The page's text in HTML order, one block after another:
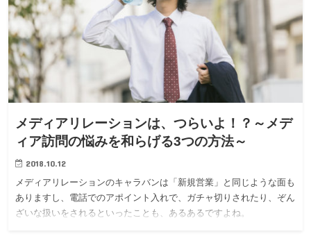
メディアリレーションは、つらいよ！？～メデ
ィア訪問の悩みを和らげる3つの方法～
2018.10.12
メディアリレーションのキャラバンは「新規営業」と同じような面も
ありますし、電話でのアポイント入れで、ガチャ切りされたり、ぞん
ざいな扱いをされるといったことも、あるあるですよね。